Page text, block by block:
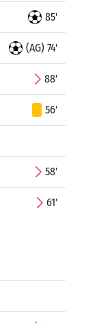
85'
(AG) 74'
88'
56'
58'
61'